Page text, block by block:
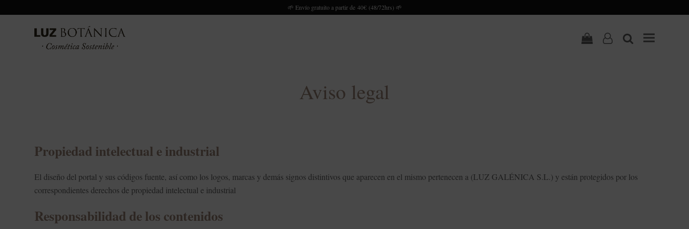
🌱 Envío gratuito a partir de 40€ (48/72hrs) 🌱
Carrito
user- search
Aviso legal
Propiedad intelectual e industrial
El diseño del portal y sus códigos fuente, así como los logos, marcas y demás signos distintivos que aparecen en el mismo pertenecen a (LUZ GALÉNICA S.L.) y están protegidos por los
correspondientes derechos de propiedad intelectual e industrial
Responsabilidad de los contenidos